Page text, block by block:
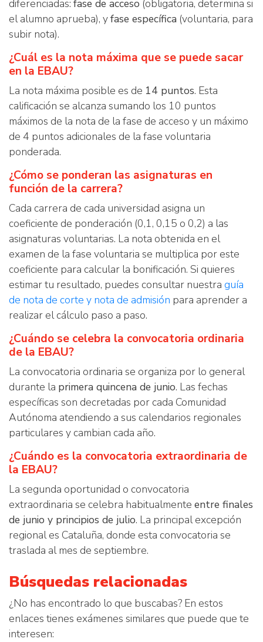
diferenciadas: fase de acceso (obligatoria, determina si
el alumno aprueba), yfase específica (voluntaria, para
subir nota).
¿Cuál es la nota máxima que se puede sacar
en la EBAU?
La nota máxima posible es de 14 puntos. Esta
calificación se alcanza sumando los 10 puntos
máximos de la nota de la fase de acceso y un máximo
de 4 puntos adicionales de la fase voluntaria
ponderada.
¿Cómo se ponderan las asignaturas en
función de la carrera?
Cada carrera de cada universidad asigna un
coeficiente de ponderación (0,1, 0,15 o 0,2) a las
asignaturas voluntarias. La nota obtenida en el
examen de la fase voluntaria se multiplica por este
coeficiente para calcular la bonificación. Si quieres
estimar tu resultado, puedes consultar nuestra guía
de nota de corte y nota de admisión para aprender a
realizar el cálculo paso a paso.
¿Cuándo se celebra la convocatoria ordinaria
de la EBAU?
La convocatoria ordinaria se organiza por lo general
durante la primera quincena de junio. Las fechas
específicas son decretadas por cada Comunidad
Autónoma atendiendo a sus calendarios regionales
particulares y cambian cada año.
¿Cuándo es la convocatoria extraordinaria de
la EBAU?
La segunda oportunidad o convocatoria
extraordinaria se celebra habitualmente entre finales
de junio y principios de julio. La principal excepción
regional es Cataluña, donde esta convocatoria se
traslada al mes de septiembre.
Búsquedas relacionadas
¿No has encontrado lo que buscabas? En estos
enlaces tienes exámenes similares que puede que te
interesen: